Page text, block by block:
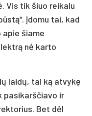
Vis tik šiuo reikalu
Įdomu tai, kad
apie šiame
nė karto
laidų, tai ką atvykę
pasikarščiavo ir
Bet dėl